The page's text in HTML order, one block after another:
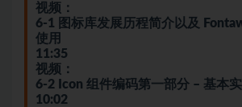
视频：
6-1 图标库发展历程简介以及
使用
11:35
视频：
6-2 Icon 组件编码第一部分 – 基本
10:02